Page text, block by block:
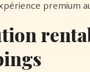
premium